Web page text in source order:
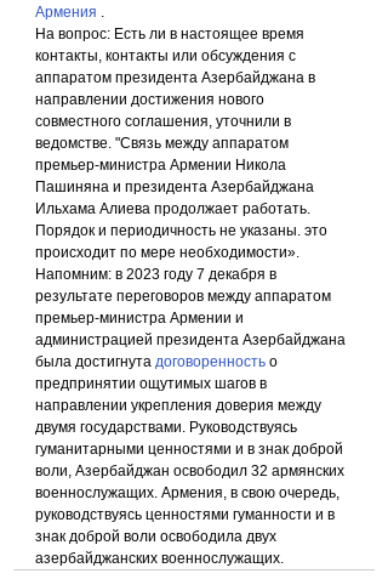
Армения
На вопрос: Есть ли в настоящее время
контакты, контакты или обсуждения с
аппаратом президента Азербайджана в
направлении достижения нового
совместного соглашения, уточнили в
ведомстве. "Связь между аппаратом
премьер-министра Армении Никола
Пашиняна и президента Азербайджана
Ильхама Алиева продолжает работать.
Порядок и периодичность не указаны. это
происходит по мере необходимости».
Напомним: в 2023 году 7 декабря в
результате переговоров между аппаратом
премьер-министра Армении и
администрацией президента Азербайджана
была достигнута договоренность о
предпринятии ощутимых шагов в
направлении укрепления доверия между
двумя государствами. Руководствуясь
гуманитарными ценностями и в знак доброй
воли, Азербайджан освободил 32 армянских
военнослужащих. Армения, в свою очередь,
руководствуясь ценностями гуманности и в
знак доброй воли освободила двух
азербайджанских военнослужащих.